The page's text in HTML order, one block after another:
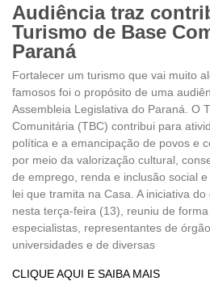
Audiência traz
Turismo de Base
Paraná
Fortalecer um turismo que vai muito
famosos foi o propósito de uma
Assembleia Legislativa do Paraná. O
Comunitária (TBC) contribui para
política e a emancipação de povos e
por meio da valorização cultural,
de emprego, renda e inclusão social
lei que tramita na Casa. A iniciativa do
nesta terça-feira (13), reuniu de
especialistas, representantes de
universidades e de diversas
CLIQUE AQUI E SAIBA MAIS